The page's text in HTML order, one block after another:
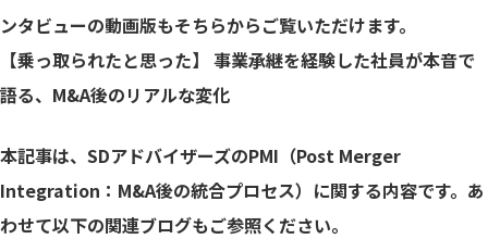
ンタビューの動画版もそちらからご覧いただけます。
【乗っ取られたと思った】 事業承継を経験した社員が本音で
語る、M&A後のリアルな変化
本記事は、SDアドバイザーズのPMI（Post Merger
Integration：M&A後の統合プロセス）に関する内容です。あ
わせて以下の関連ブログもご参照ください。